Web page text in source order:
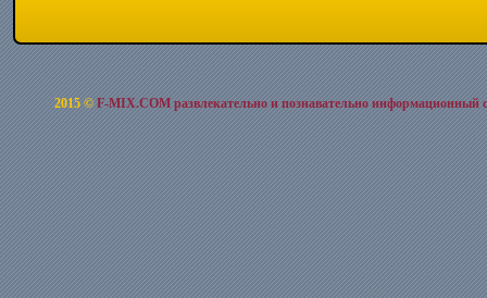
2015 ©F-MIX.COM развлекательно и познавательно информационный